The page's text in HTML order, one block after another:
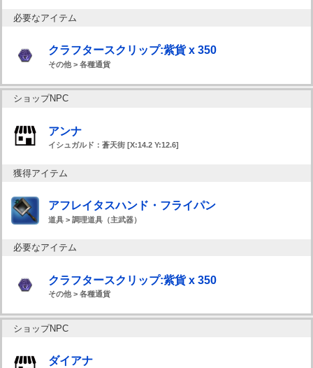
必要なアイテム
クラフタースクリップ:紫貨 x 350
その他 > 各種通貨
ショップNPC
アンナ
イシュガルド：蒼天街 [X:14.2 Y:12.6]
獲得アイテム
アフレイタスハンド・フライパン
道具 > 調理道具（主武器）
必要なアイテム
クラフタースクリップ:紫貨 x 350
その他 > 各種通貨
ショップNPC
ダイアナ